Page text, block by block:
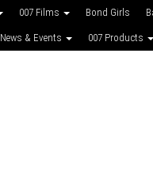
007 Films Bond Girls
News & Events 007 Products